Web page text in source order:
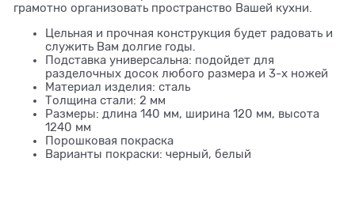
грамотно организовать пространство Вашей кухни.
Цельная и прочная конструкция будет радовать и
служить Вам долгие годы.
Подставка универсальна: подойдет для
разделочных досок любого размера и 3-х ножей
Материал изделия: сталь
Толщина стали: 2 мм
Размеры: длина 140 мм, ширина 120 мм, высота
1240 мм
Порошковая покраска
Варианты покраски: черный, белый